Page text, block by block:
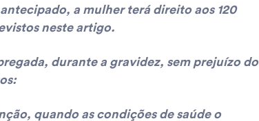
a mulher terá direito aos 120
neste artigo.
durante a gravidez, sem prejuízo do
quando as condições de saúde o